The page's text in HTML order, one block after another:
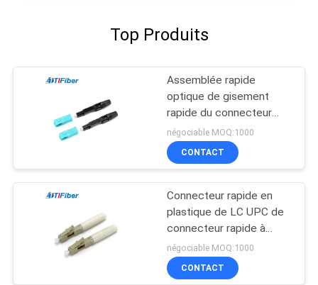
Top Produits
Assemblée rapide
optique de gisement
rapide du connecteur
FTTH de Sc OM3 UPC
de fibre
négociable MOQ:1000
CONTACT
Connecteur rapide en
plastique de LC UPC de
connecteur rapide à
plusieurs modes de
fonctionnement de fibre
pour la solution de FTTH
négociable MOQ:1000
CONTACT